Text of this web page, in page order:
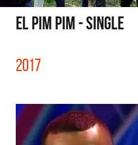
EL PIM PIM - SINGLE
2017